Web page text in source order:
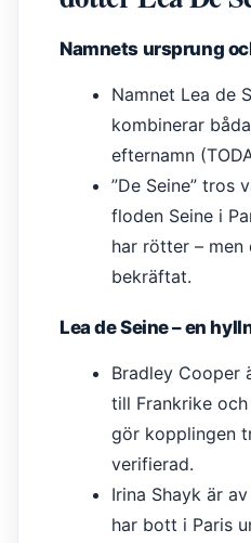
Namnets ursprung
Namnet Lea de
kombinerar
efternamn
”De Seine” tros
floden Seine i
har rötter –
bekräftat.
Lea de Seine – en
Bradley Cooper
till Frankrike
gör kopplingen
verifierad.
Irina Shayk är
har bott i Paris